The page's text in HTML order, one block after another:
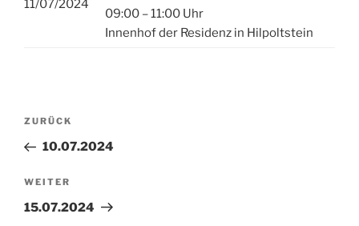
11/07/2024
09:00 – 11:00 Uhr
Innenhof der Residenz in Hilpoltstein
Beitragsnavigation
Vorheriger
Beitrag
ZURÜCK
10.07.2024
Nächster
Beitrag
WEITER
15.07.2024